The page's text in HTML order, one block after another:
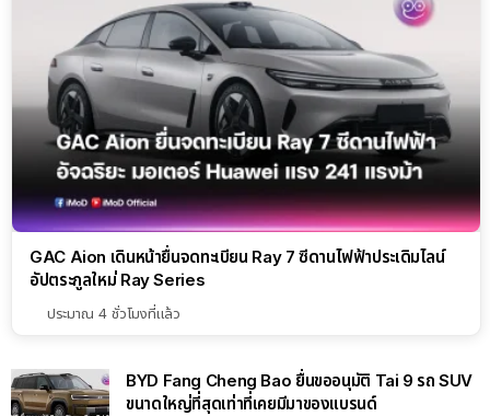
GAC Aion เดินหน้ายื่นจดทะเบียน Ray 7 ซีดานไฟฟ้าประเดิมไลน์
อัปตระกูลใหม่ Ray Series
ประมาณ 4 ชั่วโมงที่แล้ว
BYD Fang Cheng Bao ยื่นขออนุมัติ Tai 9 รถ SUV
ขนาดใหญ่ที่สุดเท่าที่เคยมีมาของแบรนด์